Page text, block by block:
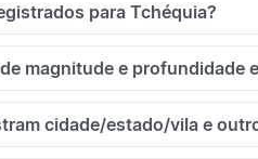
para Tchéquia?
magnitude e profundidade
cidade/estado/vila e